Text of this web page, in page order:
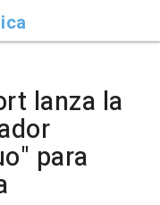
lanza la
para